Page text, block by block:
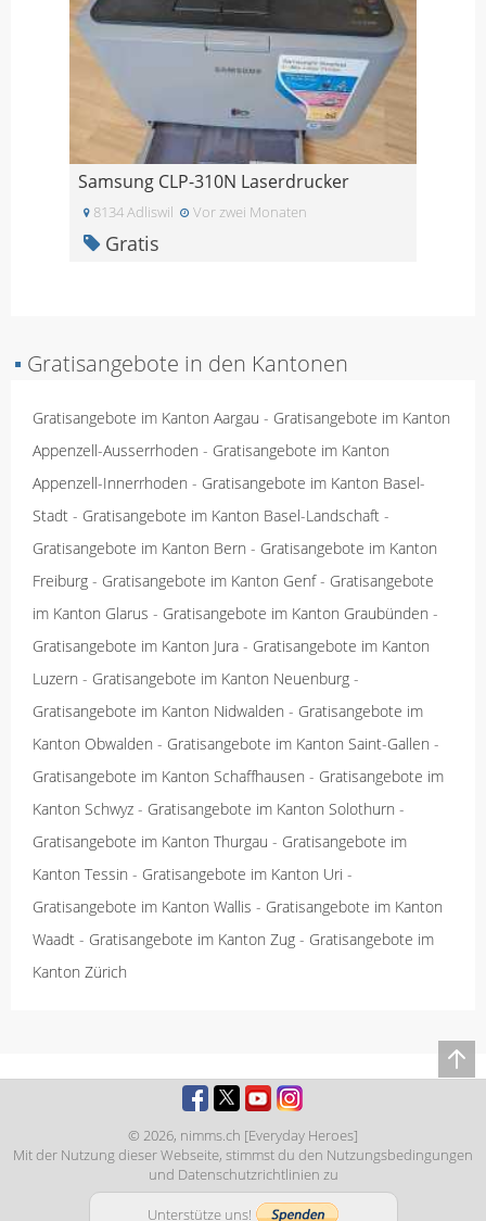
Samsung CLP-310N Laserdrucker
8134 Adliswil Vor zwei Monaten
Gratis
▪ Gratisangebote in den Kantonen
Gratisangebote im Kanton Aargau - Gratisangebote im Kanton
Appenzell-Ausserrhoden - Gratisangebote im Kanton
Appenzell-Innerrhoden - Gratisangebote im Kanton Basel-
Stadt - Gratisangebote im Kanton Basel-Landschaft -
Gratisangebote im Kanton Bern - Gratisangebote im Kanton
Freiburg - Gratisangebote im Kanton Genf- Gratisangebote
im Kanton Glarus - Gratisangebote im Kanton Graubünden -
Gratisangebote im Kanton Jura - Gratisangebote im Kanton
Luzern - Gratisangebote im Kanton Neuenburg -
Gratisangebote im Kanton Nidwalden - Gratisangebote im
Kanton Obwalden - Gratisangebote im Kanton Saint-Gallen -
Gratisangebote im Kanton Schaffhausen - Gratisangebote im
Kanton Schwyz - Gratisangebote im Kanton Solothurn -
Gratisangebote im Kanton Thurgau - Gratisangebote im
Kanton Tessin - Gratisangebote im Kanton Uri -
Gratisangebote im Kanton Wallis - Gratisangebote im Kanton
Waadt - Gratisangebote im Kanton Zug - Gratisangebote im
Kanton Zürich
© 2026, nimms.ch [Everyday Heroes]
Mit der Nutzung dieser Webseite, stimmst du den Nutzungsbedingungen
und Datenschutzrichtlinien zu
Unterstütze uns!